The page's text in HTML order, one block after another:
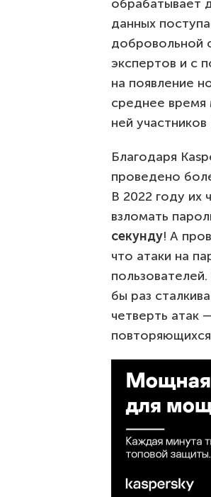
обрабатывает
данных
добровольной
экспертов и с
на появление
среднее
ней
Благодаря
проведено
В 2022 году
взломать
секунду! А
что атаки на
бы раз
четверть атак